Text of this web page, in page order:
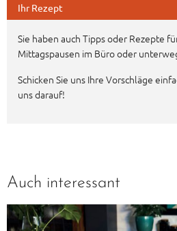
Ihr Rezept
Sie haben auch Tipps oder Rezepte
Mittagspausen im Büro oder
Schicken Sie uns Ihre Vorschläge
uns darauf!
Auch interessant